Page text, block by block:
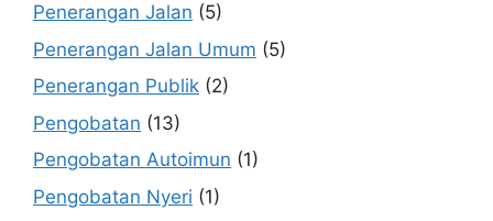
Penerangan Jalan (5)
Penerangan Jalan Umum (5)
Penerangan Publik (2)
Pengobatan (13)
Pengobatan Autoimun (1)
Pengobatan Nyeri (1)